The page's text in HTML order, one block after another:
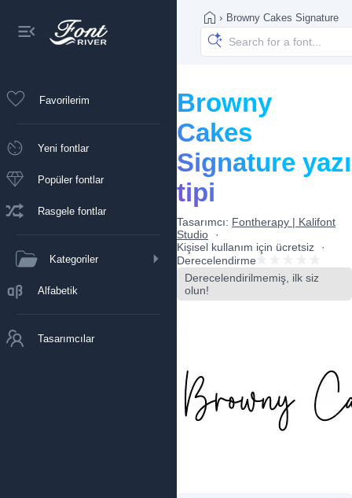
Favorilerim
Yeni fontlar
Popüler fontlar
Rasgele fontlar
Kategoriler
Alfabetik
Tasarımcılar
› Browny Cakes Signature
Browny
Cakes
Signature yazı
tipi
Tasarımcı: Fontherapy | Kalifont
Studio
Kişisel kullanım için ücretsiz
Derecelendirme
Derecelendirilmemiş, ilk siz
olun!